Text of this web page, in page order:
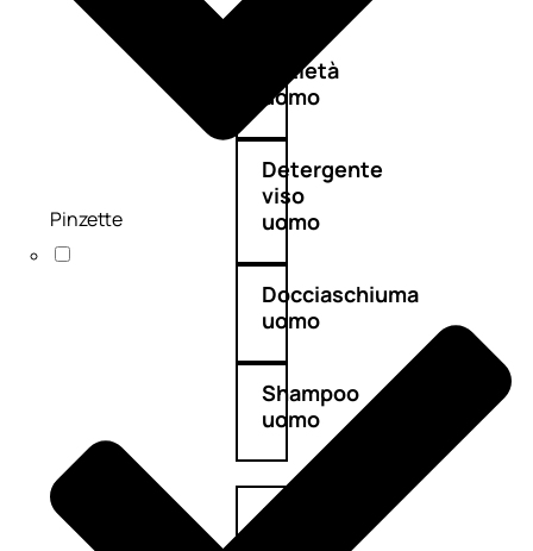
Antietà
uomo
Detergente
viso
uomo
Docciaschiuma
uomo
Shampoo
uomo
Dopobarba
Pinzette